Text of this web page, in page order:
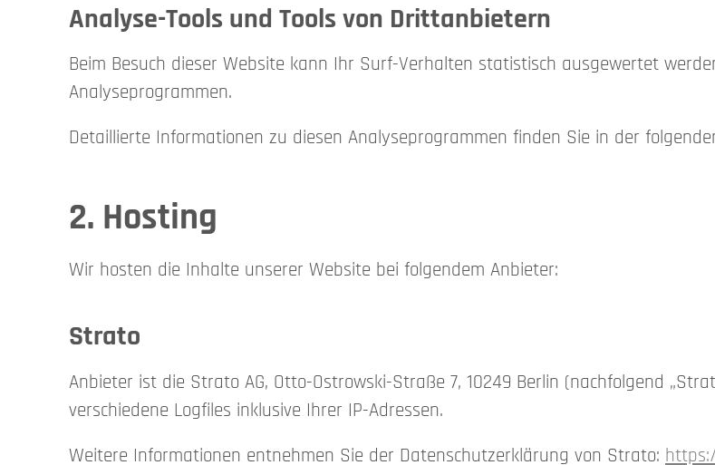
Analyse-Tools und Tools von Dritt­anbietern
Beim Besuch dieser Website kann Ihr Surf-Verhalten statistisch ausgewertet
Analyseprogrammen.
Detaillierte Informationen zu diesen Analyseprogrammen finden Sie in der
2. Hosting
Wir hosten die Inhalte unserer Website bei folgendem Anbieter:
Strato
Anbieter ist die Strato AG, Otto-Ostrowski-Straße 7, 10249 Berlin (nachfolgend
verschiedene Logfiles inklusive Ihrer IP-Adressen.
Weitere Informationen entnehmen Sie der Datenschutzerklärung von Strato: